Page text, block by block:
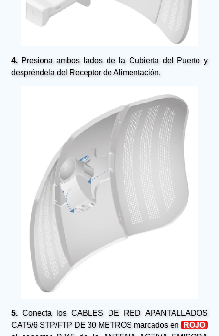
4. Presiona ambos lados de la Cubierta del Puerto y
despréndela del Receptor de Alimentación.
5. Conecta los CABLES DE RED APANTALLADOS
CAT5/6 STP/FTP DE 30 METROS marcados en
ROJO